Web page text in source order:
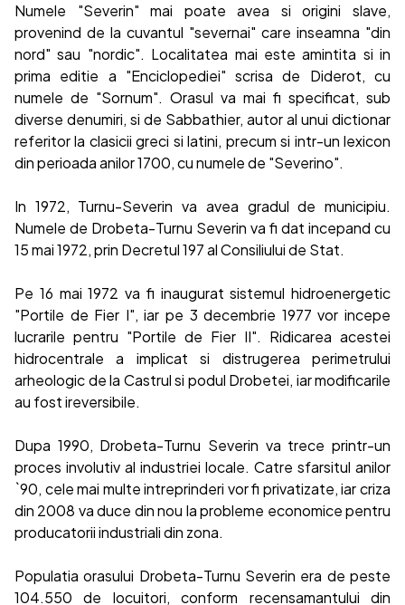
Numele "Severin" mai poate avea si origini slave,
provenind de la cuvantul "severnai" care inseamna "din
nord" sau "nordic". Localitatea mai este amintita si in
prima editie a "Enciclopediei" scrisa de Diderot, cu
numele de "Sornum". Orasul va mai fi specificat, sub
diverse denumiri, si de Sabbathier, autor al unui dictionar
referitor la clasicii greci si latini, precum si intr-un lexicon
din perioada anilor 1700, cu numele de "Severino".
In 1972, Turnu-Severin va avea gradul de municipiu.
Numele de Drobeta-Turnu Severin va fi dat incepand cu
15 mai 1972, prin Decretul 197 al Consiliului de Stat.
Pe 16 mai 1972 va fi inaugurat sistemul hidroenergetic
"Portile de Fier I", iar pe 3 decembrie 1977 vor incepe
lucrarile pentru "Portile de Fier II". Ridicarea acestei
hidrocentrale a implicat si distrugerea perimetrului
arheologic de la Castrul si podul Drobetei, iar modificarile
au fost ireversibile.
Dupa 1990, Drobeta-Turnu Severin va trece printr-un
proces involutiv al industriei locale. Catre sfarsitul anilor
`90, cele mai multe intreprinderi vor fi privatizate, iar criza
din 2008 va duce din nou la probleme economice pentru
producatorii industriali din zona.
Populatia orasului Drobeta-Turnu Severin era de peste
104.550 de locuitori, conform recensamantului din